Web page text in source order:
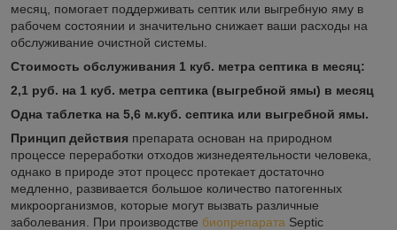
месяц, помогает поддерживать септик или выгребную яму в
рабочем состоянии и значительно снижает ваши расходы на
обслуживание очистной системы.
Стоимость обслуживания 1 куб. метра септика в месяц:
2,1 руб. на 1 куб. метра септика (выгребной ямы) в месяц
Одна таблетка на 5,6 м.куб. септика или выгребной ямы.
Принцип действия препарата основан на природном
процессе переработки отходов жизнедеятельности человека,
однако в природе этот процесс протекает достаточно
медленно, развивается большое количество патогенных
микроорганизмов, которые могут вызвать различные
заболевания. При производстве биопрепарата Septic